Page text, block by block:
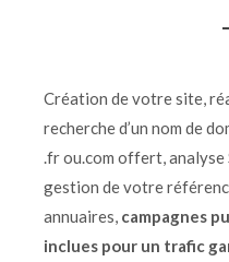
Création de votre site,
recherche d’un nom de
.fr ou.com offert, analyse
gestion de votre
annuaires, campagnes
inclues pour un trafic